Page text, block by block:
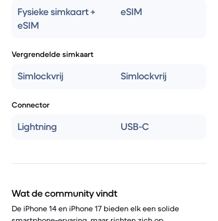
Fysieke simkaart +
eSIM
eSIM
Vergrendelde simkaart
Simlockvrij Simlockvrij
Connector
Lightning USB-C
Wat de community vindt
De iPhone 14 en iPhone 17 bieden elk een solide